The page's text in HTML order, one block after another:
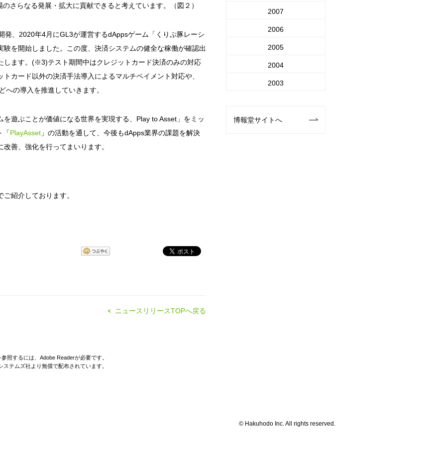
さらなる発展・拡大に貢献できると考えています。（図２）
発、2020年4月にGL3が運営するdAppsゲーム「くりぷ豚レーシ
を開始しました。この度、決済システムの健全な稼働が確認出
します。(※3)テスト期間中はクレジットカード決済のみの対応
カード以外の決済手法導入によるマルチペイメント対応や、
の導入を推進していきます。
遊ぶことが価値になる世界を実現する、Play to Asset」をミッ
「PlayAsset 」の活動を通して、今後もdApps業界の課題を解決
善、強化を行ってまいります。
紹介しております。
ニュースリリースTOPへ戻る
照するには、Adobe Readerが必要です。
ステムズ社より無償で配布されています。
2007
2006
2005
2004
2003
博報堂サイトへ
© Hakuhodo Inc. All rights reserved.